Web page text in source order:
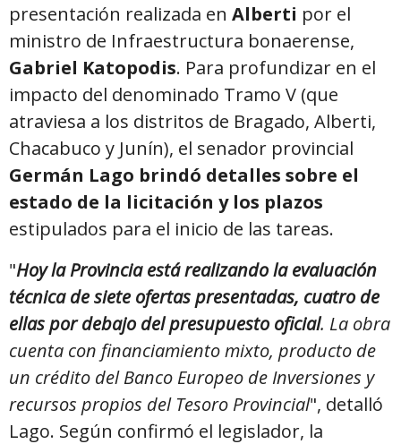
presentación realizada en Alberti por el
ministro de Infraestructura bonaerense,
Gabriel Katopodis. Para profundizar en el
impacto del denominado Tramo V (que
atraviesa a los distritos de Bragado, Alberti,
Chacabuco y Junín), el senador provincial
Germán Lago brindó detalles sobre el
estado de la licitación y los plazos
estipulados para el inicio de las tareas.
"Hoy la Provincia está realizando la evaluación
técnica de siete ofertas presentadas, cuatro de
ellas por debajo del presupuesto oficial. La obra
cuenta con financiamiento mixto, producto de
un crédito del Banco Europeo de Inversiones y
recursos propios del Tesoro Provincial", detalló
Lago. Según confirmó el legislador, la